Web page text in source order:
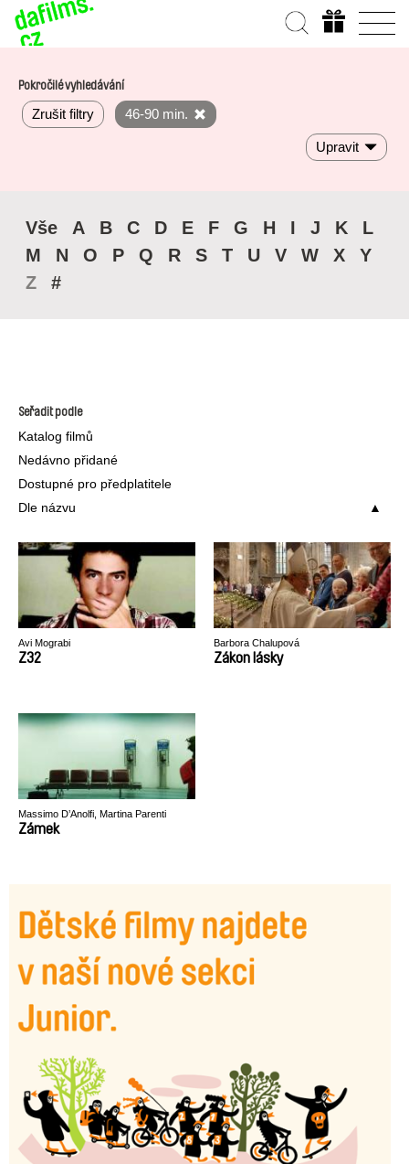
Pokročilé vyhledávání
Zrušit filtry 46-90 min.
Upravit
Vše A B C D E F G H I J K
L
M
N O P Q R S T U V W X
Y
Z
#
Seřadit podle
Katalog filmů
Nedávno přidané
Dostupné pro předplatitele
Dle názvu
Avi Mograbi
Z32
Barbora Chalupová
Zákon lásky
Massimo D’Anolfi, Martina Parenti
Zámek